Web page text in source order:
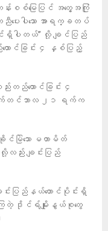
းစစ်မြေပြင် အတွေ့အကြုံ
ပေးပါသော အာရက္ခတပ်
င်ရှိပါတယ်” လို့ ချင်ပြည်
ာင်ခြင်း ၄ နှစ်ပြည့်
တည်ထောင်ခြင်း ၄
က်တင်ဘာလ ၂၁ ရက်က
မြဲသော မဟာမိတ်
လည်း ချင်းပြည်
းပြည်နယ်တောင်ပိုင်းရှိ
တဲ့ ဒိုင်ရ်မျိုးနွယ်စုတွေ